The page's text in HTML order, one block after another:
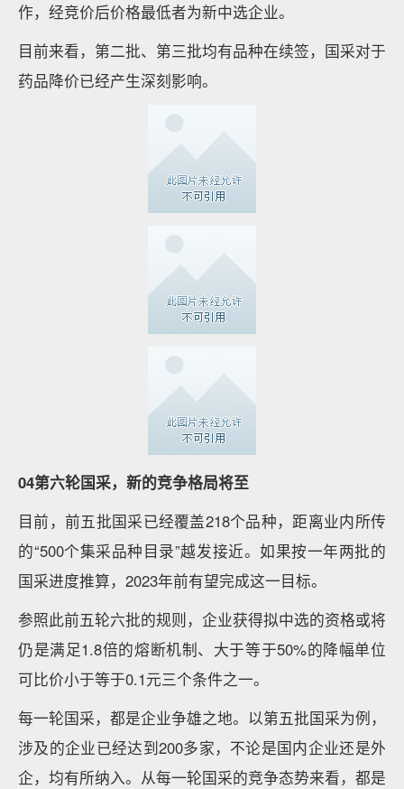
作，经竞价后价格最低者为新中选企业。
目前来看，第二批、第三批均有品种在续签，国采对于
药品降价已经产生深刻影响。
04第六轮国采，新的竞争格局将至
目前，前五批国采已经覆盖218个品种，距离业内所传
的“500个集采品种目录”越发接近。如果按一年两批的
国采进度推算，2023年前有望完成这一目标。
参照此前五轮六批的规则，企业获得拟中选的资格或将
仍是满足1.8倍的熔断机制、大于等于50%的降幅单位
可比价小于等于0.1元三个条件之一。
每一轮国采，都是企业争雄之地。以第五批国采为例，
涉及的企业已经达到200多家，不论是国内企业还是外
企，均有所纳入。从每一轮国采的竞争态势来看，都是